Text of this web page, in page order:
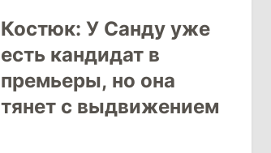
Костюк: У Санду уже
есть кандидат в
премьеры, но она
тянет с выдвижением